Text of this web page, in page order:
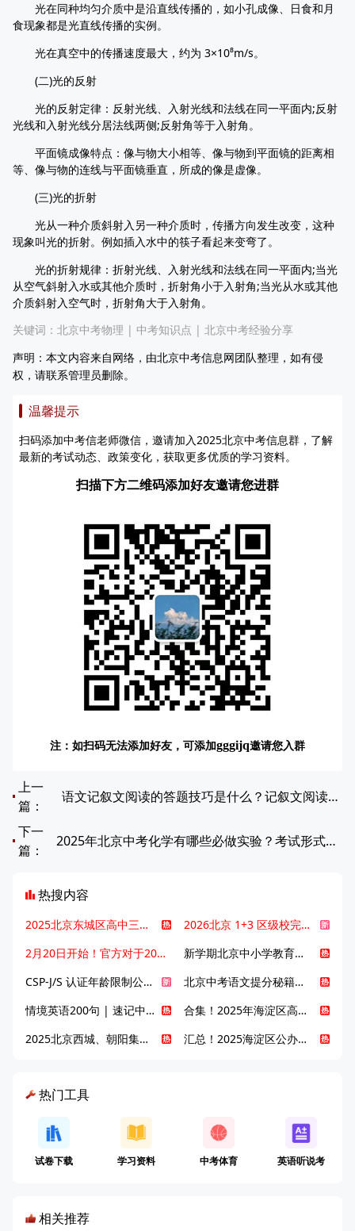
光在同种均匀介质中是沿直线传播的，如小孔成像、日食和月
食现象都是光直线传播的实例。
光在真空中的传播速度最大，约为 3×10⁸m/s。
(二)光的反射
光的反射定律：反射光线、入射光线和法线在同一平面内;反射
光线和入射光线分居法线两侧;反射角等于入射角。
平面镜成像特点：像与物大小相等、像与物到平面镜的距离相
等、像与物的连线与平面镜垂直，所成的像是虚像。
(三)光的折射
光从一种介质斜射入另一种介质时，传播方向发生改变，这种
现象叫光的折射。例如插入水中的筷子看起来变弯了。
光的折射规律：折射光线、入射光线和法线在同一平面内;当光
从空气斜射入水或其他介质时，折射角小于入射角;当光从水或其他
介质斜射入空气时，折射角大于入射角。
关键词： 北京中考物理 | 中考知识点 | 北京中考经验分享
声明：本文内容来自网络，由北京中考信息网团队整理，如有侵
权，请联系管理员删除。
温馨提示
扫码添加中考信老师微信，邀请加入2025北京中考信息群，了解
最新的考试动态、政策变化，获取更多优质的学习资料。
扫描下方二维码添加好友邀请您进群
注：如扫码无法添加好友，可添加gggijq邀请您入群
上一
篇：
语文记叙文阅读的答题技巧是什么？记叙文阅读高分秘籍！
下一
篇：
2025年北京中考化学有哪些必做实验？考试形式和评分标准是什么？
热搜内容
2025北京东城区高中三大梯队高中有哪些？录取分数线是多少？
2026北京 1+3 区级校完整名单发布，13549 个名额该如何规划报考？
2月20日开始！官方对于2025年北京市中招体检问题解答！
新学期北京中小学教育八大变化全解析：学位、政策、教学等方面迎新变革
CSP-J/S 认证年龄限制公告发布，新规即日起实施！
北京中考语文提分秘籍！攻克 5000 易混易错字
情境英语200句 | 速记中考英语1600词
合集！2025年海淀区高中校情介绍
2025北京西城、朝阳集团校直升新动态
汇总！2025海淀区公办高中校情全解
热门工具
试卷下载 学习资料 中考体育 英语听说考
相关推荐